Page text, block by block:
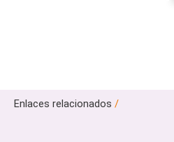
Enlaces relacionados /